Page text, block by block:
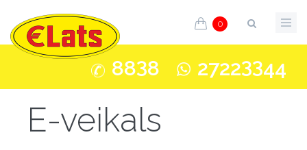
0
8838 27223344
E-veikals